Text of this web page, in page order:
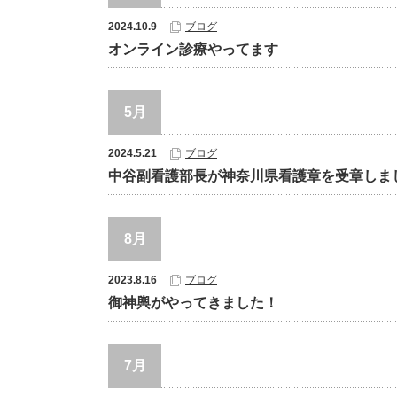
2024.10.9 ブログ
オンライン診療やってます
5月
2024.5.21 ブログ
中谷副看護部長が神奈川県看護章を受章しま
8月
2023.8.16 ブログ
御神輿がやってきました！
7月